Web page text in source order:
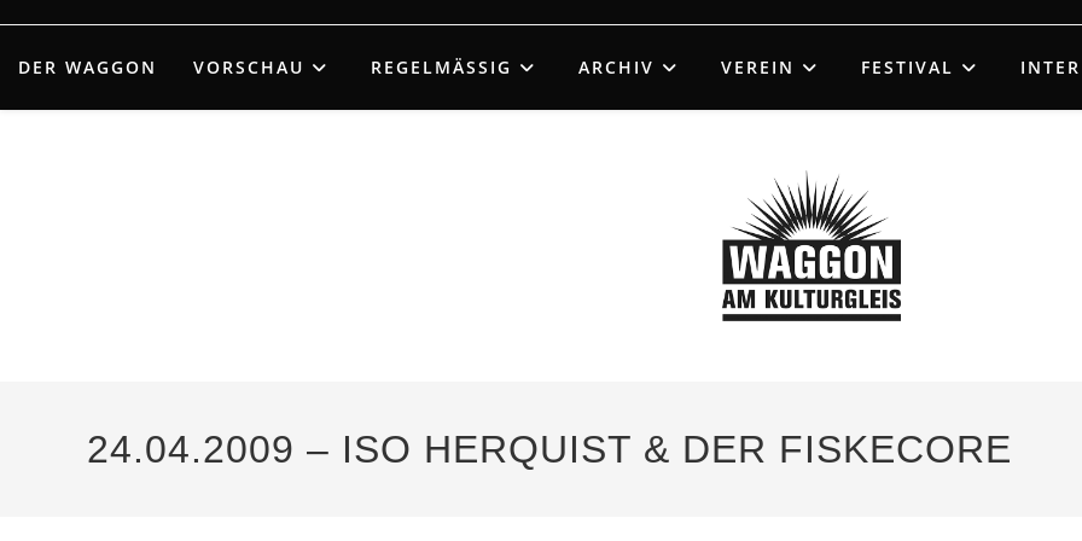
springen
DER WAGGON VORSCHAU REGELMÄSSIG ARCHIV VEREIN FESTIVAL
24.04.2009 – ISO HERQUIST & DER FISKECORE